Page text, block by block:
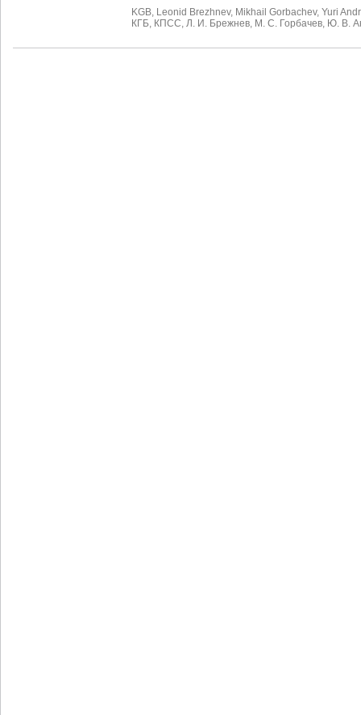
KGB Leonid Brezhnev, Mikhail Gorbachev, Yuri
КГБ КПСС Л. И. Брежнев М. С. Горбачев Ю. В.